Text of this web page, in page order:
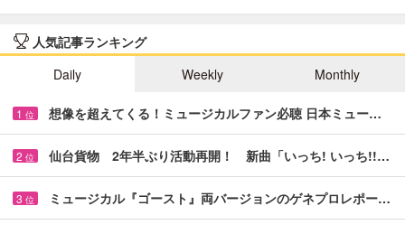
人気記事ランキング
Daily
Weekly Monthly
1 位 想像を超えてくる！ミュージカルファン必聴 日本ミュー…
2 位 仙台貨物 2年半ぶり活動再開！ 新曲「いっち! いっち!!…
3 位 ミュージカル『ゴースト』両バージョンのゲネプロレポー…